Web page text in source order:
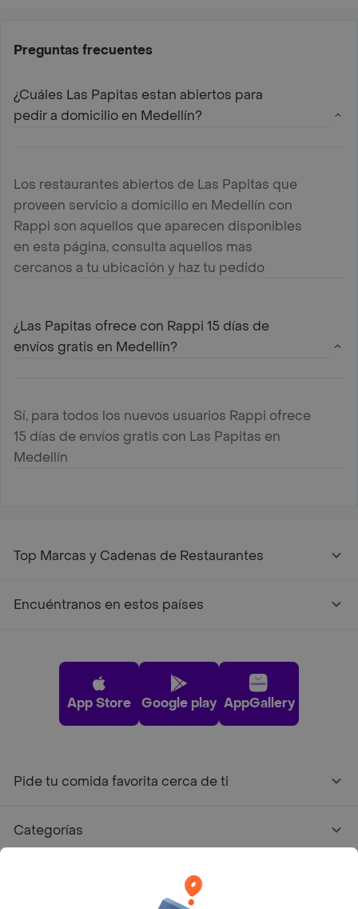
Preguntas frecuentes
¿Cuáles Las Papitas estan abiertos para
pedir a domicilio en Medellín?
Los restaurantes abiertos de Las Papitas que
proveen servicio a domicilio en Medellín con
Rappi son aquellos que aparecen disponibles
en esta página, consulta aquellos mas
cercanos a tu ubicación y haz tu pedido
¿Las Papitas ofrece con Rappi 15 días de
envíos gratis en Medellín?
Sí, para todos los nuevos usuarios Rappi ofrece
15 días de envíos gratis con Las Papitas en
Medellín
Top Marcas y Cadenas de Restaurantes
Encuéntranos en estos países
App Store Google play AppGallery
Pide tu comida favorita cerca de ti
Categorías